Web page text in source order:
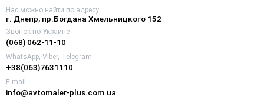
Способствует очистке поверхностей поршней от
лаковых отложений.
Устраняет закоксовывание маслосъемных и
компрессионных колец, восстанавливает их
подвижность.
Увеличивает компрессию, уменьшает прорыв газов в
Позволяет обойтись без применения промывочных
Нас можно найти по адресу
г. Днепр, пр.Богдана Хмельницкого 152
Звонок по Украине
(068) 062-11-10
WhatsApp, Viber, Telegram
+38(063)7631110
E-mail
info@avtomaler-plus.com.ua